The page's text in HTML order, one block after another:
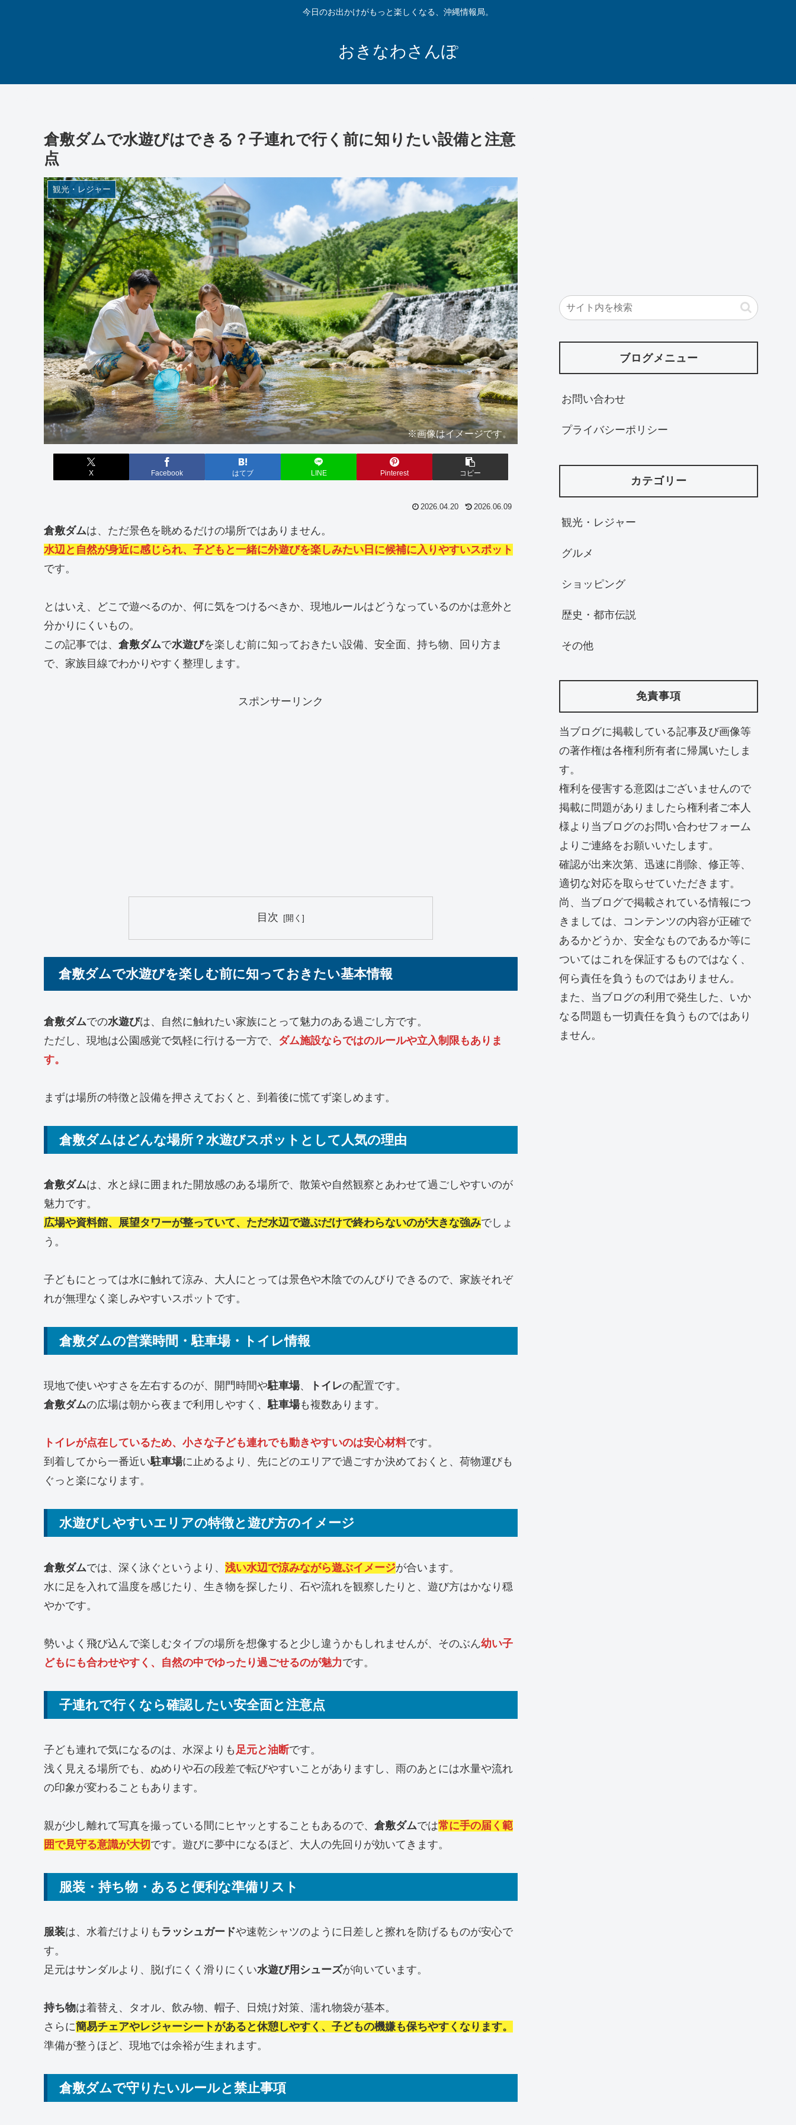
今日のお出かけがもっと楽しくなる、沖縄情報局。
おきなわさんぽ
倉敷ダムで水遊びはできる？子連れで行く前に知りたい設備と注意
点
観光・レジャー
※画像はイメージです。
X Facebook はてブ LINE Pinterest コピー
2026.04.20 2026.06.09
倉敷ダムは、ただ景色を眺めるだけの場所ではありません。
水辺と自然が身近に感じられ、子どもと一緒に外遊びを楽しみたい日に候補に入りやすいスポット
です。
とはいえ、どこで遊べるのか、何に気をつけるべきか、現地ルールはどうなっているのかは意外と
分かりにくいもの。
この記事では、 倉敷ダムで水遊びを楽しむ前に知っておきたい設備、安全面、持ち物、回り方ま
で、家族目線でわかりやすく整理します。
スポンサーリンク
目次
倉敷ダムで水遊びを楽しむ前に知っておきたい基本情報
倉敷ダムでの水遊びは、自然に触れたい家族にとって魅力のある過ごし方です。
ただし、現地は公園感覚で気軽に行ける一方で、 ダム施設ならではのルールや立入制限もありま
す。
まずは場所の特徴と設備を押さえておくと、到着後に慌てず楽しめます。
倉敷ダムはどんな場所？水遊びスポットとして人気の理由
倉敷ダムは、水と緑に囲まれた開放感のある場所で、散策や自然観察とあわせて過ごしやすいのが
魅力です。
広場や資料館、展望タワーが整っていて、ただ水辺で遊ぶだけで終わらないのが大きな強みでしょ
う。
子どもにとっては水に触れて涼み、大人にとっては景色や木陰でのんびりできるので、家族それぞ
れが無理なく楽しみやすいスポットです。
倉敷ダムの営業時間・駐車場・トイレ情報
現地で使いやすさを左右するのが、開門時間や駐車場、 トイレの配置です。
倉敷ダムの広場は朝から夜まで利用しやすく、駐車場も複数あります。
トイレが点在しているため、小さな子ども連れでも動きやすいのは安心材料です。
到着してから一番近い駐車場に止めるより、先にどのエリアで過ごすか決めておくと、荷物運びも
ぐっと楽になります。
水遊びしやすいエリアの特徴と遊び方のイメージ
倉敷ダムでは、深く泳ぐというより、 浅い水辺で涼みながら遊ぶイメージが合います。
水に足を入れて温度を感じたり、生き物を探したり、石や流れを観察したりと、遊び方はかなり穏
やかです。
勢いよく飛び込んで楽しむタイプの場所を想像すると少し違うかもしれませんが、そのぶん幼い子
どもにも合わせやすく、自然の中でゆったり過ごせるのが魅力です。
子連れで行くなら確認したい安全面と注意点
子ども連れで気になるのは、水深よりも 足元と油断です。
浅く見える場所でも、ぬめりや石の段差で転びやすいことがありますし、雨のあとには水量や流れ
の印象が変わることもあります。
親が少し離れて写真を撮っている間にヒヤッとすることもあるので、 倉敷ダムでは常に手の届く範
囲で見守る意識が大切です。遊びに夢中になるほど、大人の先回りが効いてきます。
服装・持ち物・あると便利な準備リスト
服装は、水着だけよりも ラッシュガードや速乾シャツのように日差しと擦れを防げるものが安心で
す。
足元はサンダルより、脱げにくく滑りにくい水遊び用シューズが向いています。
持ち物は着替え、タオル、飲み物、帽子、日焼け対策、濡れ物袋が基本。
さらに簡易チェアやレジャーシートがあると休憩しやすく、子どもの機嫌も保ちやすくなります。
準備が整うほど、現地では余裕が生まれます。
倉敷ダムで守りたいルールと禁止事項
ブログメニュー
お問い合わせ
プライバシーポリシー
カテゴリー
観光・レジャー
グルメ
ショッピング
歴史・都市伝説
その他
免責事項
当ブログに掲載している記事及び画像等
の著作権は各権利所有者に帰属いたしま
す。
権利を侵害する意図はございませんので
掲載に問題がありましたら権利者ご本人
様より当ブログのお問い合わせフォーム
よりご連絡をお願いいたします。
確認が出来次第、迅速に削除、修正等、
適切な対応を取らせていただきます。
尚、当ブログで掲載されている情報につ
きましては、コンテンツの内容が正確で
あるかどうか、安全なものであるか等に
ついてはこれを保証するものではなく、
何ら責任を負うものではありません。
また、当ブログの利用で発生した、いか
なる問題も一切責任を負うものではあり
ません。